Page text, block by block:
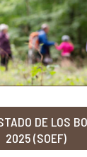
DE LOS
2025 (SOEF)